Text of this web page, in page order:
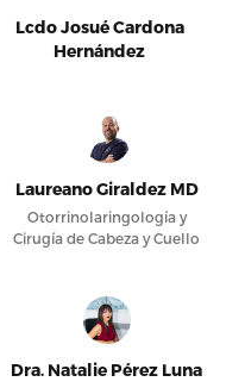
Lcdo Josué Cardona
Hernández
Laureano Giraldez MD
Otorrinolaringología y
Cirugía de Cabeza y Cuello
Dra. Natalie Pérez Luna